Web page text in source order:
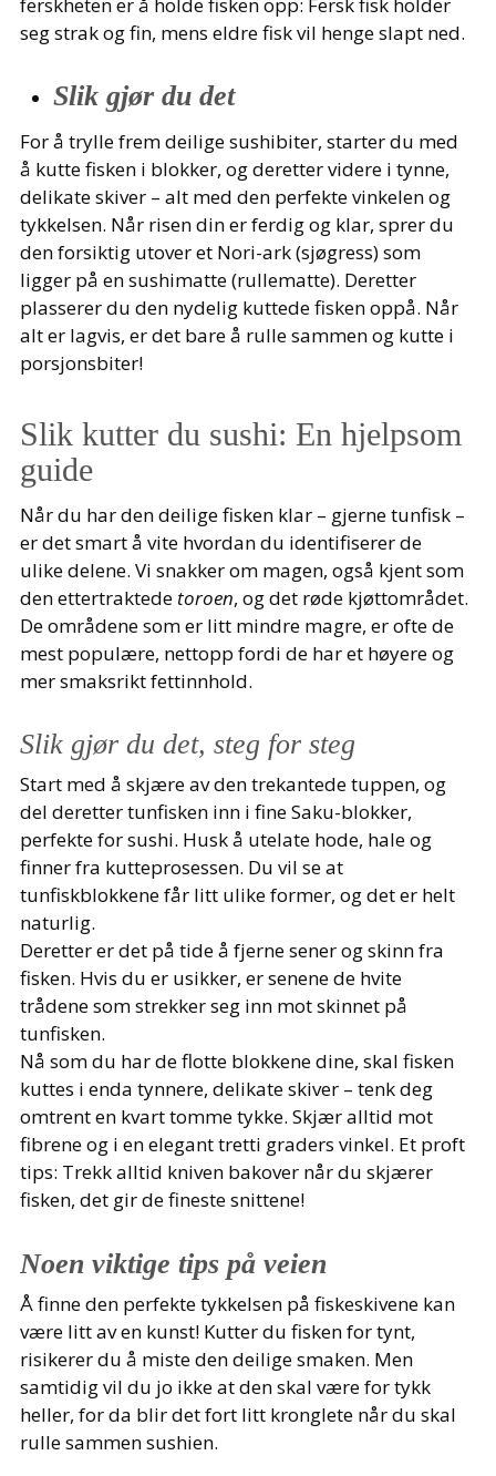
seg strak og fin, mens eldre fisk vil henge slapt ned.
Slik gjør du det
For å trylle frem deilige sushibiter, starter du med
å kutte fisken i blokker, og deretter videre i tynne,
delikate skiver – alt med den perfekte vinkelen og
tykkelsen. Når risen din er ferdig og klar, sprer du
den forsiktig utover et Nori-ark (sjøgress) som
ligger på en sushimatte (rullematte). Deretter
plasserer du den nydelig kuttede fisken oppå. Når
alt er lagvis, er det bare å rulle sammen og kutte i
porsjonsbiter!
Slik kutter du sushi: En hjelpsom
guide
Når du har den deilige fisken klar – gjerne tunfisk –
er det smart å vite hvordan du identifiserer de
ulike delene. Vi snakker om magen, også kjent som
den ettertraktede toroen, og det røde kjøttområdet.
De områdene som er litt mindre magre, er ofte de
mest populære, nettopp fordi de har et høyere og
mer smaksrikt fettinnhold.
Slik gjør du det, steg for steg
Start med å skjære av den trekantede tuppen, og
del deretter tunfisken inn i fine Saku-blokker,
perfekte for sushi. Husk å utelate hode, hale og
finner fra kutteprosessen. Du vil se at
tunfiskblokkene får litt ulike former, og det er helt
naturlig.
Deretter er det på tide å fjerne sener og skinn fra
fisken. Hvis du er usikker, er senene de hvite
trådene som strekker seg inn mot skinnet på
tunfisken.
Nå som du har de flotte blokkene dine, skal fisken
kuttes i enda tynnere, delikate skiver – tenk deg
omtrent en kvart tomme tykke. Skjær alltid mot
fibrene og i en elegant tretti graders vinkel. Et proft
tips: Trekk alltid kniven bakover når du skjærer
fisken, det gir de fineste snittene!
Noen viktige tips på veien
Å finne den perfekte tykkelsen på fiskeskivene kan
være litt av en kunst! Kutter du fisken for tynt,
risikerer du å miste den deilige smaken. Men
samtidig vil du jo ikke at den skal være for tykk
heller, for da blir det fort litt kronglete når du skal
rulle sammen sushien.